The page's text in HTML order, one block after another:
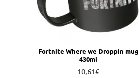
Fortnite Where we Droppin mug
430ml
10,61€